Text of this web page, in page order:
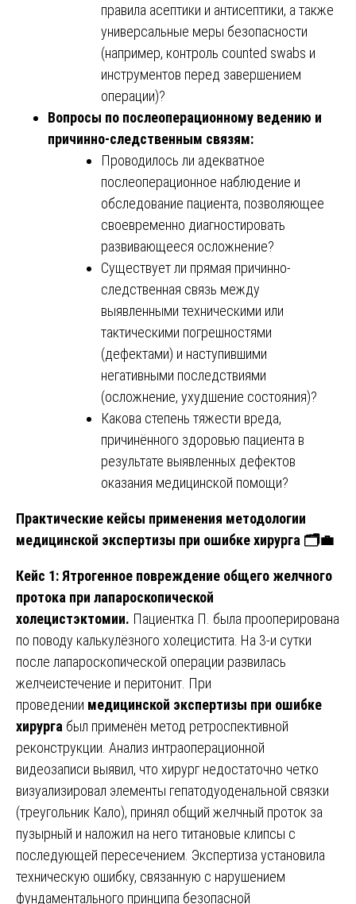
правила асептики и антисептики, а также
универсальные меры безопасности
(например, контроль counted swabs и
инструментов перед завершением
операции)?
Вопросы по послеоперационному ведению и
причинно-следственным связям:
Проводилось ли адекватное
послеоперационное наблюдение и
обследование пациента, позволяющее
своевременно диагностировать
развивающееся осложнение?
Существует ли прямая причинно-
следственная связь между
выявленными техническими или
тактическими погрешностями
(дефектами) и наступившими
негативными последствиями
(осложнение, ухудшение состояния)?
Какова степень тяжести вреда,
причинённого здоровью пациента в
результате выявленных дефектов
оказания медицинской помощи?
Практические кейсы применения методологии
медицинской экспертизы при ошибке хирурга 🗂💼
Кейс 1: Ятрогенное повреждение общего желчного
протока при лапароскопической
холецистэктомии. Пациентка П. была прооперирована
по поводу калькулёзного холецистита. На 3-и сутки
после лапароскопической операции развилась
желчеистечение и перитонит. При
проведении медицинской экспертизы при ошибке
хирурга был применён метод ретроспективной
реконструкции. Анализ интраоперационной
видеозаписи выявил, что хирург недостаточно четко
визуализировал элементы гепатодуоденальной связки
(треугольник Кало), принял общий желчный проток за
пузырный и наложил на него титановые клипсы с
последующей пересечением. Экспертиза установила
техническую ошибку, связанную с нарушением
фундаментального принципа безопасной